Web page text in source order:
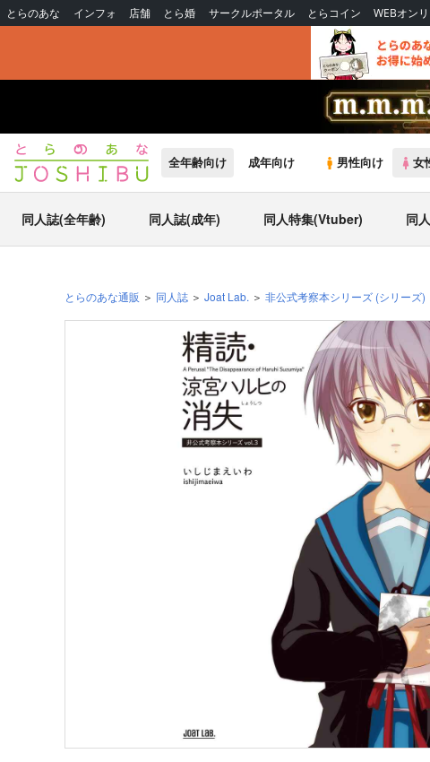
とらのあな インフォ 店舗 とら婚 サークルポータル とらコイン WEBオン
全年齢向け 成年向け 男性向け 女
同人誌(全年齢) 同人誌(成年) 同人特集(Vtuber) 同
とらのあな通販 同人誌 Joat Lab. 非公式考察本シリーズ (シリーズ)